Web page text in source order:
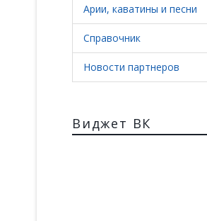
Арии, каватины и песни
Справочник
Новости партнеров
Виджет ВК